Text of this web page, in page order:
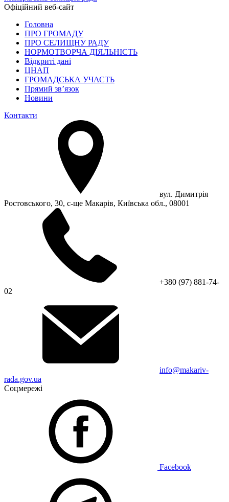
Офіційний веб-сайт
Головна
ПРО ГРОМАДУ
ПРО СЕЛИЩНУ РАДУ
НОРМОТВОРЧА ДІЯЛЬНІСТЬ
Відкриті дані
ЦНАП
ГРОМАДСЬКА УЧАСТЬ
Прямий зв’язок
Новини
Контакти
вул. Димитрія
Ростовського, 30, с-ще Макарів, Київська обл., 08001
+380 (97) 881-74-
02
info@makariv-
rada.gov.ua
Соцмережі
Facebook